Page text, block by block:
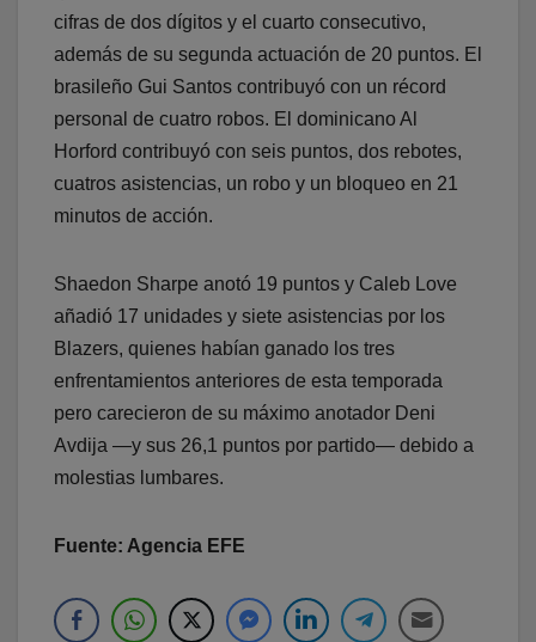
cifras de dos dígitos y el cuarto consecutivo,
además de su segunda actuación de 20 puntos. El
brasileño Gui Santos contribuyó con un récord
personal de cuatro robos. El dominicano Al
Horford contribuyó con seis puntos, dos rebotes,
cuatros asistencias, un robo y un bloqueo en 21
minutos de acción.
Shaedon Sharpe anotó 19 puntos y Caleb Love
añadió 17 unidades y siete asistencias por los
Blazers, quienes habían ganado los tres
enfrentamientos anteriores de esta temporada
pero carecieron de su máximo anotador Deni
Avdija —y sus 26,1 puntos por partido— debido a
molestias lumbares.
Fuente: Agencia EFE